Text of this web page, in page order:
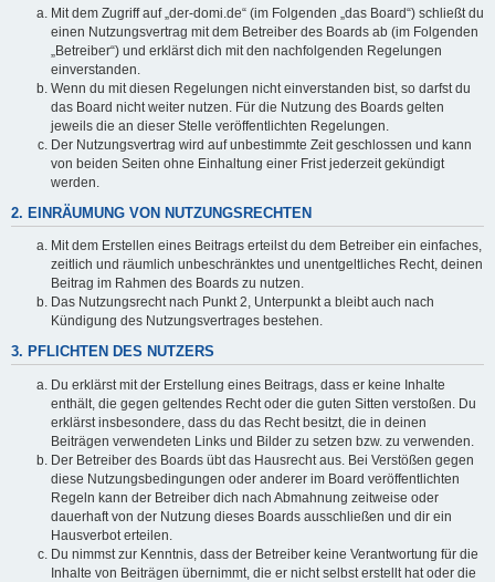
Mit dem Zugriff auf „der-domi.de“ (im Folgenden „das Board“) schließt du
einen Nutzungsvertrag mit dem Betreiber des Boards ab (im Folgenden
„Betreiber“) und erklärst dich mit den nachfolgenden Regelungen
einverstanden.
Wenn du mit diesen Regelungen nicht einverstanden bist, so darfst du
das Board nicht weiter nutzen. Für die Nutzung des Boards gelten
jeweils die an dieser Stelle veröffentlichten Regelungen.
Der Nutzungsvertrag wird auf unbestimmte Zeit geschlossen und kann
von beiden Seiten ohne Einhaltung einer Frist jederzeit gekündigt
werden.
2. EINRÄUMUNG VON NUTZUNGSRECHTEN
Mit dem Erstellen eines Beitrags erteilst du dem Betreiber ein einfaches,
zeitlich und räumlich unbeschränktes und unentgeltliches Recht, deinen
Beitrag im Rahmen des Boards zu nutzen.
Das Nutzungsrecht nach Punkt 2, Unterpunkt a bleibt auch nach
Kündigung des Nutzungsvertrages bestehen.
3. PFLICHTEN DES NUTZERS
Du erklärst mit der Erstellung eines Beitrags, dass er keine Inhalte
enthält, die gegen geltendes Recht oder die guten Sitten verstoßen. Du
erklärst insbesondere, dass du das Recht besitzt, die in deinen
Beiträgen verwendeten Links und Bilder zu setzen bzw. zu verwenden.
Der Betreiber des Boards übt das Hausrecht aus. Bei Verstößen gegen
diese Nutzungsbedingungen oder anderer im Board veröffentlichten
Regeln kann der Betreiber dich nach Abmahnung zeitweise oder
dauerhaft von der Nutzung dieses Boards ausschließen und dir ein
Hausverbot erteilen.
Du nimmst zur Kenntnis, dass der Betreiber keine Verantwortung für die
Inhalte von Beiträgen übernimmt, die er nicht selbst erstellt hat oder die